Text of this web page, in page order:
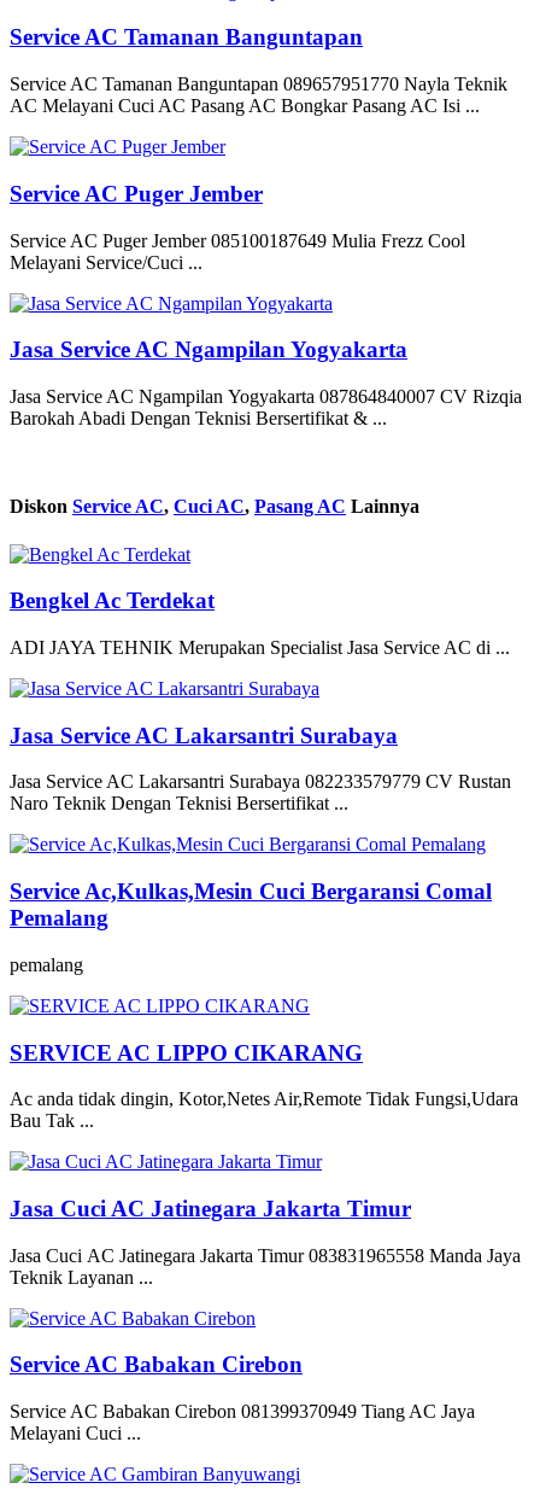
Service AC Tamanan Banguntapan
Service AC Tamanan Banguntapan 089657951770 Nayla Teknik
AC Melayani Cuci AC Pasang AC Bongkar Pasang AC Isi ...
Service AC Puger Jember
Service AC Puger Jember 085100187649 Mulia Frezz Cool
Melayani Service/Cuci ...
Jasa Service AC Ngampilan Yogyakarta
Jasa Service AC Ngampilan Yogyakarta 087864840007 CV Rizqia
Barokah Abadi Dengan Teknisi Bersertifikat & ...
Diskon Service AC, Cuci AC, Pasang AC Lainnya
Bengkel Ac Terdekat
ADI JAYA TEHNIK Merupakan Specialist Jasa Service AC di ...
Jasa Service AC Lakarsantri Surabaya
Jasa Service AC Lakarsantri Surabaya 082233579779 CV Rustan
Naro Teknik Dengan Teknisi Bersertifikat ...
Service Ac,Kulkas,Mesin Cuci Bergaransi Comal
Pemalang
pemalang
SERVICE AC LIPPO CIKARANG
Ac anda tidak dingin, Kotor,Netes Air,Remote Tidak Fungsi,Udara
Bau Tak ...
Jasa Cuci AC Jatinegara Jakarta Timur
Jasa Cuci AC Jatinegara Jakarta Timur 083831965558 Manda Jaya
Teknik Layanan ...
Service AC Babakan Cirebon
Service AC Babakan Cirebon 081399370949 Tiang AC Jaya
Melayani Cuci ...